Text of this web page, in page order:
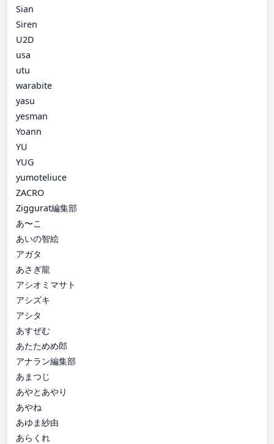
Sian
Siren
U2D
usa
utu
warabite
yasu
yesman
Yoann
YU
YUG
yumoteliuce
ZACRO
Ziggurat編集部
あ〜こ
あいの智絵
アガタ
あさぎ龍
アシオミマサト
アシズキ
アシタ
あすぜむ
あたためめ郎
アナラン編集部
あまつじ
あやとあやり
あやね
あゆま紗由
あらくれ